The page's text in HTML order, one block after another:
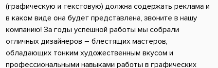
(графическую и текстовую) должна содержать реклама и
в каком виде она будет представлена, звоните в нашу
компанию! За годы успешной работы мы собрали
отличных дизайнеров – блестящих мастеров,
обладающих тонким художественным вкусом и
профессиональными навыками работы в графических